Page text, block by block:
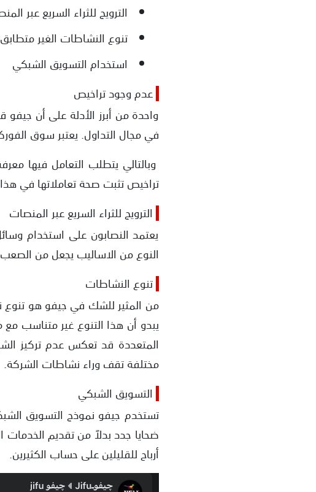
الترويج للثراء السريع عبر
تنوع النشاطات الغير متطابق
استخدام التسويق الشبكي
عدم وجود تراخيص
واحدة من أبرز الأدلة على أن
في مجال التداول. يعتبر سوق
وبالتالي يتطلب التعامل فيها
تراخيص تثبت صحة تعاملاتها في
الترويج للثراء السريع عبر المنصات
يعتمد النصابون على استخدام
النوع من الاساليب يجعل من
تنوع النشاطات
من المثير للشك في جيفو هو تنوع
يبدو أن هذا التنوع غير متناسب
المتعددة قد تعكس عدم تركيز
مختلفة تقف وراء نشاطات الشركة.
التسويق الشبكي
تستخدم جيفو نموذج التسويق
ضحايا جدد بدلاً من تقديم الخدمات
أرباح للقليلين على حساب الكثيرين.